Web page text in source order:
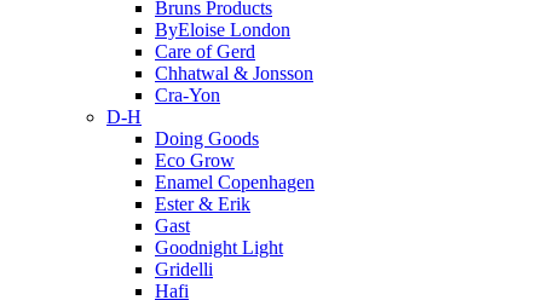
Bruns Products
ByEloise London
Care of Gerd
Chhatwal & Jonsson
Cra-Yon
D-H
Doing Goods
Eco Grow
Enamel Copenhagen
Ester & Erik
Gast
Goodnight Light
Gridelli
Hafi